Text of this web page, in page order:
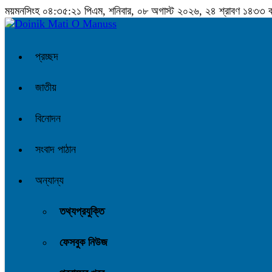
ময়মনসিংহ ০৪:৩৫:২২ পিএম, শনিবার, ০৮ অগাস্ট ২০২৬, ২৪ শ্রাবণ ১৪৩৩
প্রচ্ছদ
জাতীয়
বিনোদন
সংবাদ পাঠান
অন্যান্য
তথ্যপ্রযুক্তি
ফেসবুক নিউজ